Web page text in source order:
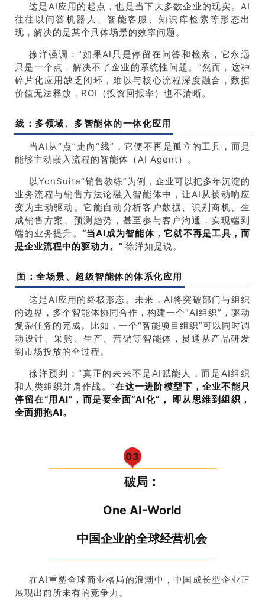
这是AI应用的起点，也是当下大多数企业的现实。AI
往往以问答机器人、智能客服、知识库检索等形态出
现，解决的是某个具体场景的效率问题。
徐洋强调：“如果AI只是停留在问答和检索，它永远
只是一个点，解决不了企业的系统性问题。”然而，这种
碎片化应用缺乏闭环，难以与核心流程深度融合，数据
价值无法释放，ROI（投资回报率）也不清晰。
线：多领域、多智能体的一体化应用
当AI从“点”走向“线”，它便不再是孤立的工具，而是
能够主动嵌入流程的智能体（AI Agent）。
以YonSuite“销售教练”为例，企业可以把多年沉淀的
业务流程与销售方法论融入智能体中，让AI从被动响应
变为主动驱动。它能自动分析客户数据、识别商机、生
成销售方案、预测趋势，甚至参与客户沟通，实现端到
端的业务提升。 “当AI成为智能体，它就不再是工具，而
是企业流程中的驱动力。” 徐洋如是说。
面：全场景、超级智能体的体系化应用
这是AI应用的终极形态。未来，AI将突破部门与组织
的边界，多个智能体协同合作，构建一个“AI组织”，驱动
复杂任务的完成。比如，一个“智能项目组织”可以同时调
动设计、采购、生产、营销等智能体，贯通从产品研发
到市场投放的全过程。
徐洋预判：“真正的未来不是AI赋能人，而是AI组织
和人类组织并肩作战。”在这一进阶模型下，企业不能只
停留在“用 AI” ，而是要全面“AI化”，
即从思维到组织，
全面拥抱AI。
03
破局：
One AI-World
中国企业的全球经营机会
在AI重塑全球商业格局的浪潮中，中国成长型企业正
展现出前所未有的竞争力。